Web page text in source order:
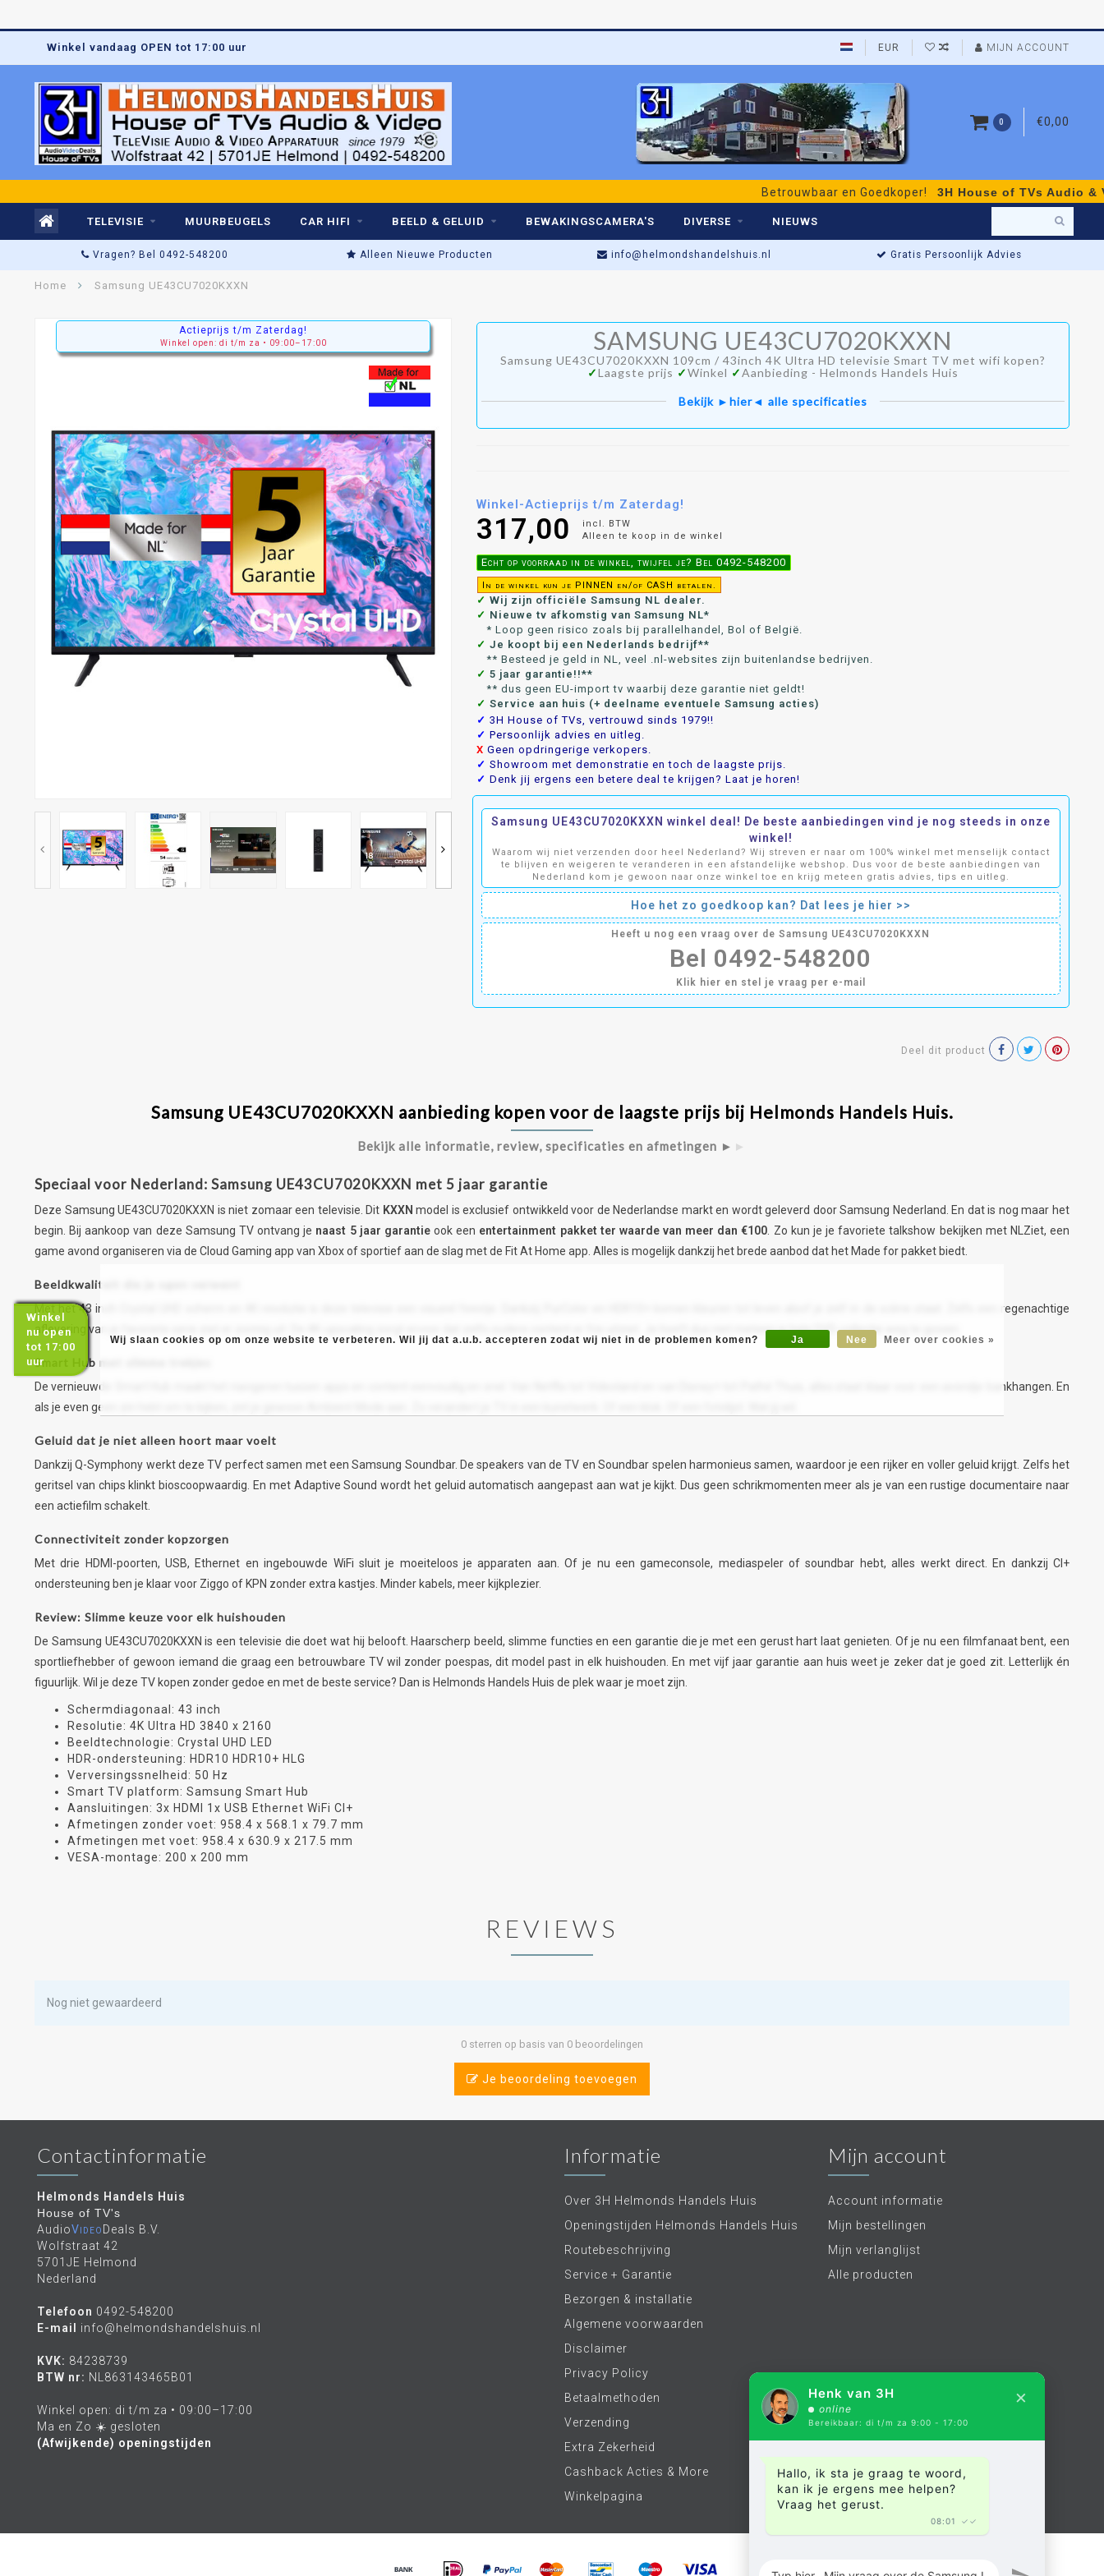
Winkel vandaag OPEN tot 17:00 uur EUR MIJN ACCOUNT
0 €0,00
Betrouwbaar en Goedkoper!3H House of TVs Audio & Video-
TELEVISIE MUURBEUGELS CAR HIFI BEELD & GELUID BEWAKINGSCAMERA'S DIVERSE NIEUWS
Vragen? Bel 0492-548200 Alleen Nieuwe Producten info@helmondshandelshuis.nl Gratis Persoonlijk Advies
Home Samsung UE43CU7020KXXN
Actieprijs t/m Zaterdag!
Winkel open: di t/m za • 09:00–17:00
Actieprijs t/m Zaterdag!
Winkel open: di t/m za • 09:00–17:00
SAMSUNG UE43CU7020KXXN
Samsung UE43CU7020KXXN 109cm / 43inch 4K Ultra HD televisie Smart TV met wifi kopen?
✓Laagste prijs ✓Winkel ✓Aanbieding - Helmonds Handels Huis
Bekijk ►hier◄ alle specificaties
Winkel-Actieprijs t/m Zaterdag!
317,00
incl. BTW
Alleen te koop in de winkel
Echt op voorraad in de winkel, twijfel je? Bel 0492-548200
In de winkel kun je PINNEN en/of CASH betalen.
✓ Wij zijn officiële Samsung NL dealer.
✓ Nieuwe tv afkomstig van Samsung NL*
* Loop geen risico zoals bij parallelhandel, Bol of België.
✓ Je koopt bij een Nederlands bedrijf**
** Besteed je geld in NL, veel .nl-websites zijn buitenlandse bedrijven.
✓ 5 jaar garantie!!**
** dus geen EU-import tv waarbij deze garantie niet geldt!
✓ Service aan huis (+ deelname eventuele Samsung acties)
✓ 3H House of TVs, vertrouwd sinds 1979!!
✓ Persoonlijk advies en uitleg.
X Geen opdringerige verkopers.
✓ Showroom met demonstratie en toch de laagste prijs.
✓ Denk jij ergens een betere deal te krijgen? Laat je horen!
Samsung UE43CU7020KXXN winkel deal! De beste aanbiedingen vind je nog steeds in onze
winkel!
Waarom wij niet verzenden door heel Nederland? Wij streven er naar om 100% winkel met menselijk contact
te blijven en weigeren te veranderen in een afstandelijke webshop. Dus voor de beste aanbiedingen van
Nederland kom je gewoon naar onze winkel toe en krijg meteen gratis advies, tips en uitleg.
Hoe het zo goedkoop kan? Dat lees je hier >>
Heeft u nog een vraag over de Samsung UE43CU7020KXXN
Bel 0492-548200
Klik hier en stel je vraag per e-mail
Deel dit product
Samsung UE43CU7020KXXN aanbieding kopen voor de laagste prijs bij Helmonds Handels Huis.
Bekijk alle informatie, review, specificaties en afmetingen ► ►
Speciaal voor Nederland: Samsung UE43CU7020KXXN met 5 jaar garantie
Deze Samsung UE43CU7020KXXN is niet zomaar een televisie. Dit KXXN model is exclusief ontwikkeld voor de Nederlandse markt en wordt geleverd door Samsung Nederland. En dat is nog maar het
begin. Bij aankoop van deze Samsung TV ontvang je naast 5 jaar garantieook een entertainment pakket ter waarde van meer dan €100 . Zo kun je je favoriete talkshow bekijken met NLZiet, een
game avond organiseren via de Cloud Gaming app van Xbox of sportief aan de slag met de Fit At Home app. Alles is mogelijk dankzij het brede aanbod dat het Made for pakket biedt.
Beeldkwaliteit die je ogen verwent
Met het 43 inch Crystal UHD scherm en 4K resolutie is deze televisie een visueel feestje. Dankzij PurColor en HDR10+ komen kleuren tot leven alsof je zelf in de scène staat. Zelfs een regenachtige
aflevering van je favoriete serie ziet er zonnig uit. De 4K-upscaling zorgt ervoor dat zelfs oudere content er fris uitziet. Je hoeft dus niet meteen je hele DVD-collectie weg te gooien.
Smart Hub met slimme trekjes
De vernieuwde Smart Hub maakt het navigeren tussen apps en content eenvoudig en snel. Van Netflix tot Videoland en van Disney+ tot Pathé Thuis, alles staat klaar voor een avondje bankhangen. En
als je even geen zin hebt om te kijken, zet je gewoon Ambient Mode aan. Zo verandert je TV in een kunstwerk. Of een klok. Of een fotolijst. Wat jij wil.
Geluid dat je niet alleen hoort maar voelt
Dankzij Q-Symphony werkt deze TV perfect samen met een Samsung Soundbar. De speakers van de TV en Soundbar spelen harmonieus samen, waardoor je een rijker en voller geluid krijgt. Zelfs het
geritsel van chips klinkt bioscoopwaardig. En met Adaptive Sound wordt het geluid automatisch aangepast aan wat je kijkt. Dus geen schrikmomenten meer als je van een rustige documentaire naar
een actiefilm schakelt.
Connectiviteit zonder kopzorgen
Met drie HDMI-poorten, USB, Ethernet en ingebouwde WiFi sluit je moeiteloos je apparaten aan. Of je nu een gameconsole, mediaspeler of soundbar hebt, alles werkt direct. En dankzij CI+
ondersteuning ben je klaar voor Ziggo of KPN zonder extra kastjes. Minder kabels, meer kijkplezier.
Review: Slimme keuze voor elk huishouden
De Samsung UE43CU7020KXXN is een televisie die doet wat hij belooft. Haarscherp beeld, slimme functies en een garantie die je met een gerust hart laat genieten. Of je nu een filmfanaat bent, een
sportliefhebber of gewoon iemand die graag een betrouwbare TV wil zonder poespas, dit model past in elk huishouden. En met vijf jaar garantie aan huis weet je zeker dat je goed zit. Letterlijk én
figuurlijk. Wil je deze TV kopen zonder gedoe en met de beste service? Dan is Helmonds Handels Huis de plek waar je moet zijn.
Schermdiagonaal: 43 inch
Resolutie: 4K Ultra HD 3840 x 2160
Beeldtechnologie: Crystal UHD LED
HDR-ondersteuning: HDR10 HDR10+ HLG
Verversingssnelheid: 50 Hz
Smart TV platform: Samsung Smart Hub
Aansluitingen: 3x HDMI 1x USB Ethernet WiFi CI+
Afmetingen zonder voet: 958.4 x 568.1 x 79.7 mm
Afmetingen met voet: 958.4 x 630.9 x 217.5 mm
VESA-montage: 200 x 200 mm
REVIEWS
Nog niet gewaardeerd
0 sterren op basis van 0 beoordelingen
Je beoordeling toevoegen
Winkel
nu open
tot 17:00
uur
Wij slaan cookies op om onze website te verbeteren. Wil jij dat a.u.b. accepteren zodat wij niet in de problemen komen? Ja Nee Meer over cookies »
Contactinformatie
Helmonds Handels Huis
House of TV's
AudioVideoDeals B.V.
Wolfstraat 42
5701JE Helmond
Nederland
Telefoon 0492-548200
E-mail
info@helmondshandelshuis.nl
KVK: 84238739
BTW nr: NL863143465B01
Winkel open: di t/m za • 09:00–17:00
Ma en Zo ☀️ gesloten
(Afwijkende) openingstijden
Informatie
Over 3H Helmonds Handels Huis
Openingstijden Helmonds Handels Huis
Routebeschrijving
Service + Garantie
Bezorgen & installatie
Algemene voorwaarden
Disclaimer
Privacy Policy
Betaalmethoden
Verzending
Extra Zekerheid
Cashback Acties & More
Winkelpagina
Mijn account
Account informatie
Mijn bestellingen
Mijn verlanglijst
Alle producten
Henk van 3H
online
Bereikbaar: di t/m za 9:00 - 17:00
×
Hallo, ik sta je graag te woord,
kan ik je ergens mee helpen?
Vraag het gerust.
08:01 ✓✓